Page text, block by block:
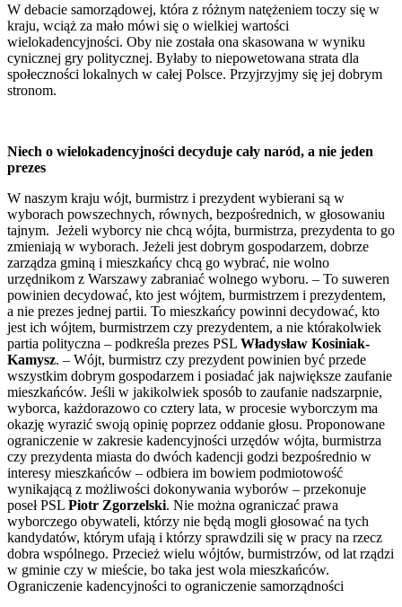
W debacie samorządowej, która z różnym natężeniem toczy się w
kraju, wciąż za mało mówi się o wielkiej wartości
wielokadencyjności. Oby nie została ona skasowana w wyniku
cynicznej gry politycznej. Byłaby to niepowetowana strata dla
społeczności lokalnych w całej Polsce. Przyjrzyjmy się jej dobrym
stronom.
Niech o wielokadencyjności decyduje cały naród, a nie jeden
prezes
W naszym kraju wójt, burmistrz i prezydent wybierani są w
wyborach powszechnych, równych, bezpośrednich, w głosowaniu
tajnym. Jeżeli wyborcy nie chcą wójta, burmistrza, prezydenta to go
zmieniają w wyborach. Jeżeli jest dobrym gospodarzem, dobrze
zarządza gminą i mieszkańcy chcą go wybrać, nie wolno
urzędnikom z Warszawy zabraniać wolnego wyboru. – To suweren
powinien decydować, kto jest wójtem, burmistrzem i prezydentem,
a nie prezes jednej partii. To mieszkańcy powinni decydować, kto
jest ich wójtem, burmistrzem czy prezydentem, a nie którakolwiek
partia polityczna – podkreśla prezes PSL Władysław Kosiniak-
Kamysz. – Wójt, burmistrz czy prezydent powinien być przede
wszystkim dobrym gospodarzem i posiadać jak największe zaufanie
mieszkańców. Jeśli w jakikolwiek sposób to zaufanie nadszarpnie,
wyborca, każdorazowo co cztery lata, w procesie wyborczym ma
okazję wyrazić swoją opinię poprzez oddanie głosu. Proponowane
ograniczenie w zakresie kadencyjności urzędów wójta, burmistrza
czy prezydenta miasta do dwóch kadencji godzi bezpośrednio w
interesy mieszkańców – odbiera im bowiem podmiotowość
wynikającą z możliwości dokonywania wyborów – przekonuje
poseł PSL Piotr Zgorzelski. Nie można ograniczać prawa
wyborczego obywateli, którzy nie będą mogli głosować na tych
kandydatów, którym ufają i którzy sprawdzili się w pracy na rzecz
dobra wspólnego. Przecież wielu wójtów, burmistrzów, od lat rządzi
w gminie czy w mieście, bo taka jest wola mieszkańców.
Ograniczenie kadencyjności to ograniczenie samorządności